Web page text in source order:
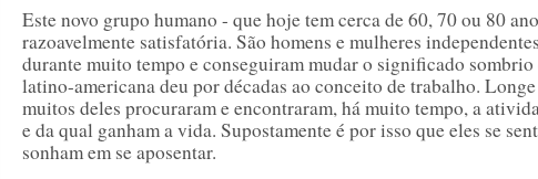
Este novo grupo humano - que hoje tem cerca de 60, 70 ou 80
razoavelmente satisfatória. São homens e mulheres
durante muito tempo e conseguiram mudar o significado
latino-americana deu por décadas ao conceito de trabalho.
muitos deles procuraram e encontraram, há muito tempo, a
e da qual ganham a vida. Supostamente é por isso que eles se
sonham em se aposentar.